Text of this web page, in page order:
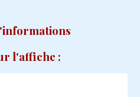
l'affiche :